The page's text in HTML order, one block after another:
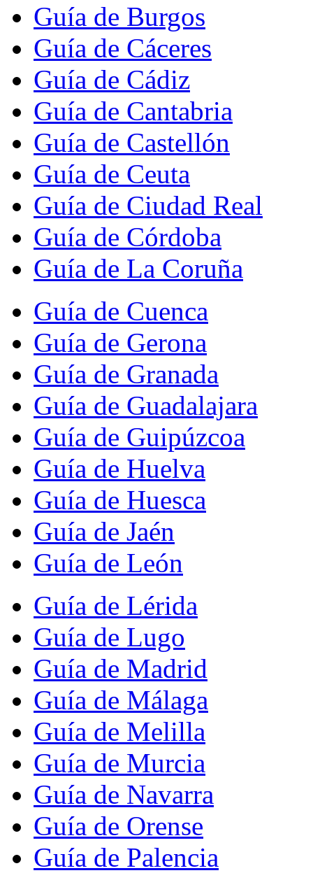
Guía de Burgos
Guía de Cáceres
Guía de Cádiz
Guía de Cantabria
Guía de Castellón
Guía de Ceuta
Guía de Ciudad Real
Guía de Córdoba
Guía de La Coruña
Guía de Cuenca
Guía de Gerona
Guía de Granada
Guía de Guadalajara
Guía de Guipúzcoa
Guía de Huelva
Guía de Huesca
Guía de Jaén
Guía de León
Guía de Lérida
Guía de Lugo
Guía de Madrid
Guía de Málaga
Guía de Melilla
Guía de Murcia
Guía de Navarra
Guía de Orense
Guía de Palencia